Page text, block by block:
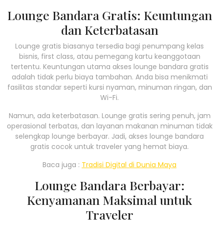
Lounge Bandara Gratis: Keuntungan
dan Keterbatasan
Lounge gratis biasanya tersedia bagi penumpang kelas
bisnis, first class, atau pemegang kartu keanggotaan
tertentu. Keuntungan utama akses lounge bandara gratis
adalah tidak perlu biaya tambahan. Anda bisa menikmati
fasilitas standar seperti kursi nyaman, minuman ringan, dan
Wi-Fi.
Namun, ada keterbatasan. Lounge gratis sering penuh, jam
operasional terbatas, dan layanan makanan minuman tidak
selengkap lounge berbayar. Jadi, akses lounge bandara
gratis cocok untuk traveler yang hemat biaya.
Baca juga : Tradisi Digital di Dunia Maya
Lounge Bandara Berbayar:
Kenyamanan Maksimal untuk
Traveler